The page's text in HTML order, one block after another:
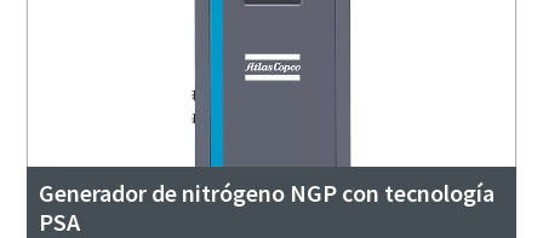
Generador de nitrógeno NGP con tecnología
PSA